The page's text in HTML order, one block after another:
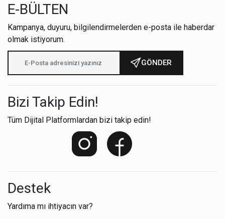
E-BÜLTEN
Kampanya, duyuru, bilgilendirmelerden e-posta ile haberdar
olmak istiyorum.
GÖNDER
Bizi Takip Edin!
Tüm Dijital Platformlardan bizi takip edin!
Destek
Yardıma mı ihtiyacın var?